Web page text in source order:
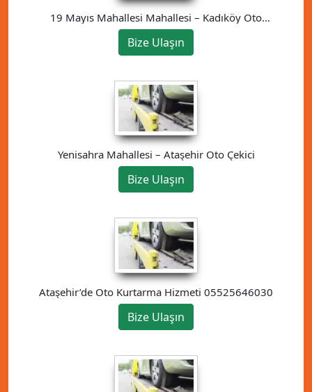
19 Mayıs Mahallesi Mahallesi – Kadıköy Oto
Çekici
Bize Ulaşın
Yenisahra Mahallesi – Ataşehir Oto Çekici
Bize Ulaşın
Ataşehir’de Oto Kurtarma Hizmeti 05525646030
Bize Ulaşın